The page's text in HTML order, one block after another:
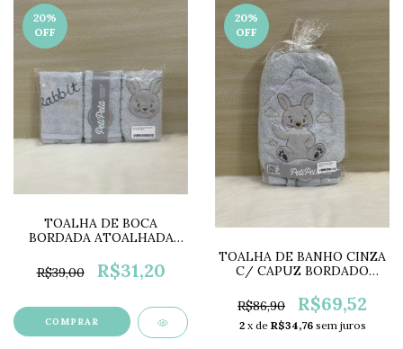
20%
OFF
TOALHA DE BOCA
BORDADA ATOALHADA
R$39,00
R$31,20
COMPRAR
20%
OFF
TOALHA DE BANHO CINZA
C/ CAPUZ BORDADO
R$86,90
R$69,52
2 x de R$34,76 sem juros